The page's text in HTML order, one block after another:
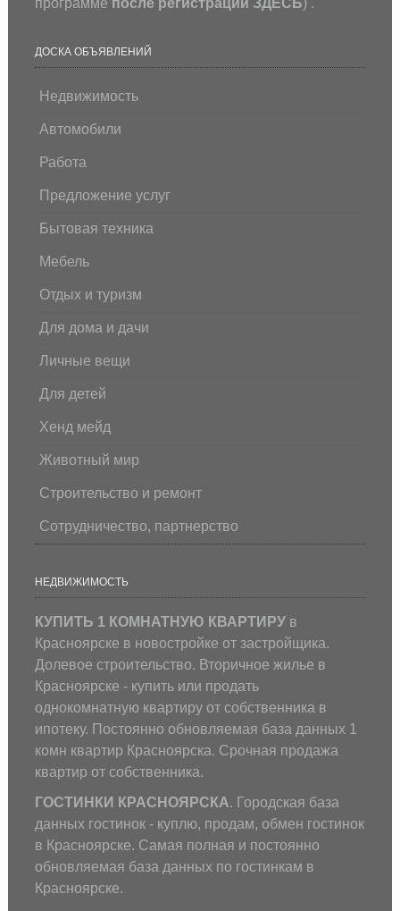
программе после регистрации ЗДЕСЬ) .
ДОСКА ОБЪЯВЛЕНИЙ
Недвижимость
Автомобили
Работа
Предложение услуг
Бытовая техника
Мебель
Отдых и туризм
Для дома и дачи
Личные вещи
Для детей
Хенд мейд
Животный мир
Строительство и ремонт
Сотрудничество, партнерство
НЕДВИЖИМОСТЬ
КУПИТЬ 1 КОМНАТНУЮ КВАРТИРУв
Красноярске в новостройке от застройщика.
Долевое строительство. Вторичное жилье в
Красноярске - купить или продать
однокомнатную квартиру от собственника в
ипотеку. Постоянно обновляемая база данных 1
комн квартир Красноярска. Срочная продажа
квартир от собственника.
ГОСТИНКИ КРАСНОЯРСКА. Городская база
данных гостинок - куплю, продам, обмен гостинок
в Красноярске. Самая полная и постоянно
обновляемая база данных по гостинкам в
Красноярске.